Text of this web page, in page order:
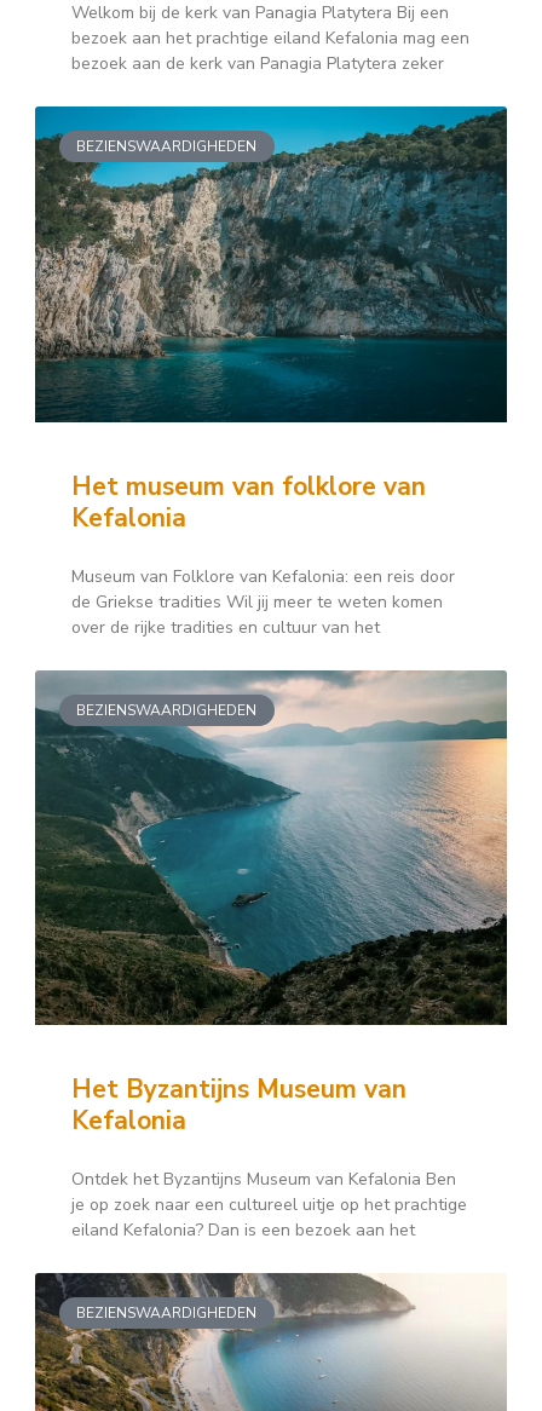
Welkom bij de kerk van Panagia Platytera Bij een
bezoek aan het prachtige eiland Kefalonia mag een
bezoek aan de kerk van Panagia Platytera zeker
BEZIENSWAARDIGHEDEN
Het museum van folklore van
Kefalonia
Museum van Folklore van Kefalonia: een reis door
de Griekse tradities Wil jij meer te weten komen
over de rijke tradities en cultuur van het
BEZIENSWAARDIGHEDEN
Het Byzantijns Museum van
Kefalonia
Ontdek het Byzantijns Museum van Kefalonia Ben
je op zoek naar een cultureel uitje op het prachtige
eiland Kefalonia? Dan is een bezoek aan het
BEZIENSWAARDIGHEDEN